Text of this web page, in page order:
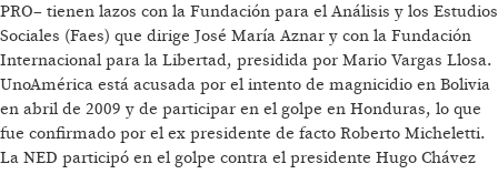
PRO– tienen lazos con la Fundación para el Análisis y los Estudios
Sociales (Faes) que dirige José María Aznar y con la Fundación
Internacional para la Libertad, presidida por Mario Vargas Llosa.
UnoAmérica está acusada por el intento de magnicidio en Bolivia
en abril de 2009 y de participar en el golpe en Honduras, lo que
fue confirmado por el ex presidente de facto Roberto Micheletti.
La NED participó en el golpe contra el presidente Hugo Chávez